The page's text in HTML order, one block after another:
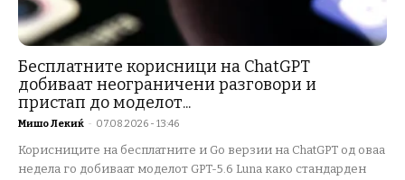
Бесплатните корисници на ChatGPT
добиваат неограничени разговори и
пристап до моделот...
Мишо Лекиќ - 07.08.2026 - 13:46
Корисниците на бесплатните и Go верзии на ChatGPT од оваа
недела го добиваат моделот GPT-5.6 Luna како стандарден